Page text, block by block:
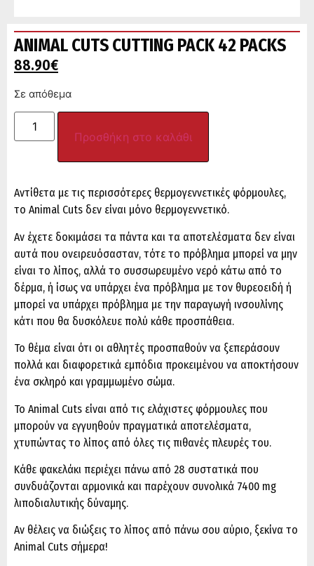
ANIMAL CUTS CUTTING PACK 42 PACKS
88.90€
Σε απόθεμα
Προσθήκη στο καλάθι
Αντίθετα με τις περισσότερες θερμογεννετικές φόρμουλες,
το Αnimal Cuts δεν είναι μόνο θερμογεννετικό.
Αν έχετε δοκιμάσει τα πάντα και τα αποτελέσματα δεν είναι
αυτά που ονειρευόσασταν, τότε το πρόβλημα μπορεί να μην
είναι το λίπος, αλλά το συσσωρευμένο νερό κάτω από το
δέρμα, ή ίσως να υπάρχει ένα πρόβλημα με τον θυρεοειδή ή
μπορεί να υπάρχει πρόβλημα με την παραγωγή ινσουλίνης
κάτι που θα δυσκόλευε πολύ κάθε προσπάθεια.
Το θέμα είναι ότι οι αθλητές προσπαθούν να ξεπεράσουν
πολλά και διαφορετικά εμπόδια προκειμένου να αποκτήσουν
ένα σκληρό και γραμμωμένο σώμα.
Το Animal Cuts είναι από τις ελάχιστες φόρμουλες που
μπορούν να εγγυηθούν πραγματικά αποτελέσματα,
χτυπώντας το λίπος από όλες τις πιθανές πλευρές του.
Κάθε φακελάκι περιέχει πάνω από 28 συστατικά που
συνδυάζονται αρμονικά και παρέχουν συνολικά 7400 mg
λιποδιαλυτικής δύναμης.
Αν θέλεις να διώξεις το λίπος από πάνω σου αύριο, ξεκίνα το
Animal Cuts σήμερα!